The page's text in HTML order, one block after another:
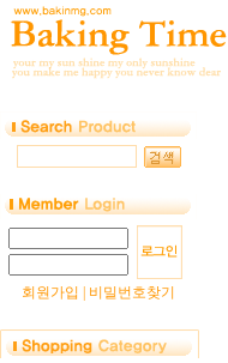
회원가입 비밀번호찾기